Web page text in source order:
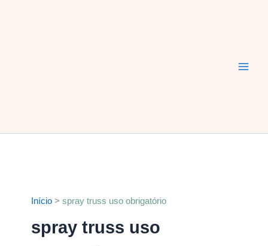
Início spray truss uso obrigatório
spray truss uso